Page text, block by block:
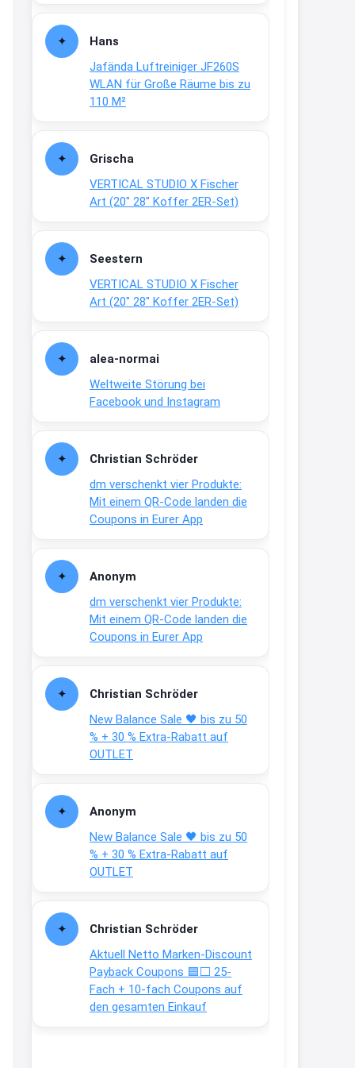
Hans
Jafända Luftreiniger JF260S
WLAN für Große Räume bis zu
110 M²
Grischa
VERTICAL STUDIO X Fischer
Art (20″ 28″ Koffer 2ER-Set)
Seestern
VERTICAL STUDIO X Fischer
Art (20″ 28″ Koffer 2ER-Set)
alea-normai
Weltweite Störung bei
Facebook und Instagram
Christian Schröder
dm verschenkt vier Produkte:
Mit einem QR-Code landen die
Coupons in Eurer App
Anonym
dm verschenkt vier Produkte:
Mit einem QR-Code landen die
Coupons in Eurer App
Christian Schröder
New Balance Sale 🖤 bis zu 50
% + 30 % Extra-Rabatt auf
OUTLET
Anonym
New Balance Sale 🖤 bis zu 50
% + 30 % Extra-Rabatt auf
OUTLET
Christian Schröder
Aktuell Netto Marken-Discount
Payback Coupons 🟦⬜ 25-
Fach + 10-fach Coupons auf
den gesamten Einkauf
Fielmann-Blinkis mehr / wurde
www.fielmann-
group.com/blinkis...
13:44
dich zu sehen, alles gut?
15:01
An 01.08. / Sensodyne Rabatt 3€
/ max. 15.000www.erlebe-
↩
www.meineapotheke.de/
2:19
↩
Joachim
www.linda.de/vorteile/coupons/...
2:21
↩
Gratis Hitzewarn-Aufkleber /
verfärbt sich ab 28 Grad /siehe
Text weiter unten
shop.bioeg.de/aufkleber-
achtun...
↩
Joachim
Gratis personalisierte 7-Tage
Ration Micronährstoffe/ Vitamine
↩
Joachim